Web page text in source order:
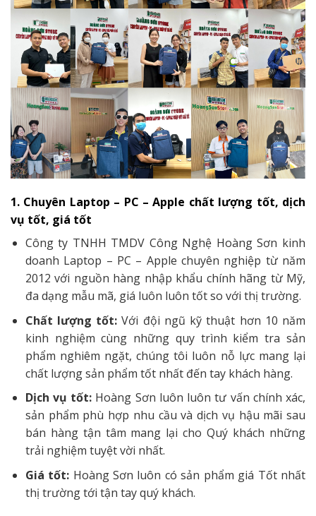
1. Chuyên Laptop – PC – Apple chất lượng tốt, dịch
vụ tốt, giá tốt
Công ty TNHH TMDV Công Nghệ Hoàng Sơn kinh
doanh Laptop – PC – Apple chuyên nghiệp từ năm
2012 với nguồn hàng nhập khẩu chính hãng từ Mỹ,
đa dạng mẫu mã, giá luôn luôn tốt so với thị trường.
Chất lượng tốt: Với đội ngũ kỹ thuật hơn 10 năm
kinh nghiệm cùng những quy trình kiểm tra sản
phẩm nghiêm ngặt, chúng tôi luôn nỗ lực mang lại
chất lượng sản phẩm tốt nhất đến tay khách hàng.
Dịch vụ tốt: Hoàng Sơn luôn luôn tư vấn chính xác,
sản phẩm phù hợp nhu cầu và dịch vụ hậu mãi sau
bán hàng tận tâm mang lại cho Quý khách những
trải nghiệm tuyệt vời nhất.
Giá tốt: Hoàng Sơn luôn có sản phẩm giá Tốt nhất
thị trường tới tận tay quý khách.